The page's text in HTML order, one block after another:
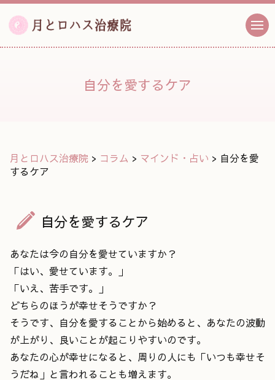
自分を愛するケア
月とロハス治療院 > コラム > マインド・占い > 自分を愛
するケア
自分を愛するケア
あなたは今の自分を愛せていますか？
「はい、愛せています。」
「いえ、苦手です。」
どちらのほうが幸せそうですか？
そうです、自分を愛することから始めると、あなたの波動
が上がり、良いことが起こりやすいのです。
あなたの心が幸せになると、周りの人にも「いつも幸せそ
うだね」と言われることも増えます。